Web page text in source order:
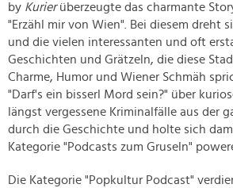
by Kurierüberzeugte das charmante
"Erzähl mir von Wien". Bei diesem dreht
und die vielen interessanten und oft
Geschichten und Grätzeln, die diese
Charme, Humor und Wiener Schmäh
"Darf's ein bisserl Mord sein?" über
längst vergessene Kriminalfälle aus der
durch die Geschichte und holte sich
Kategorie "Podcasts zum Gruseln"
Die Kategorie "Popkultur Podcast"